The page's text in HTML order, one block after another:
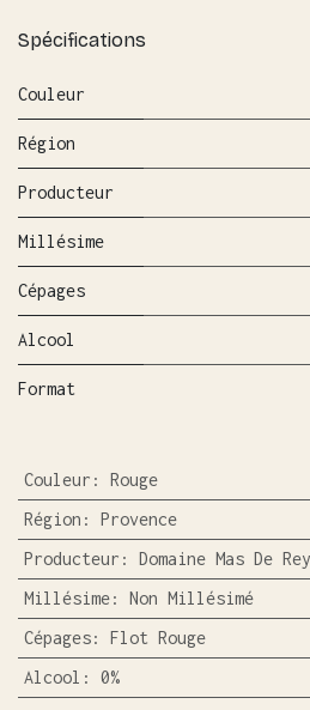
Spécifications
Couleur
Région
Producteur
Millésime
Cépages
Alcool
Format
Couleur : Rouge
Région : Provence
Producteur : Domaine Mas De Rey
Millésime: Non Millésimé
Cépages: Flot Rouge
Alcool : 0%